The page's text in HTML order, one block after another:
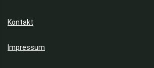
Kontakt
Impressum